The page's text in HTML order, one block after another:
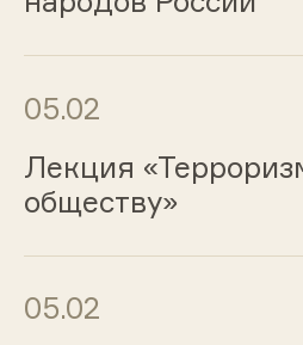
05.02
Лекция
обществу»
05.02